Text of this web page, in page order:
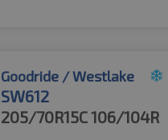
Goodride / Westlake
SW612
205/70R15C106/104R